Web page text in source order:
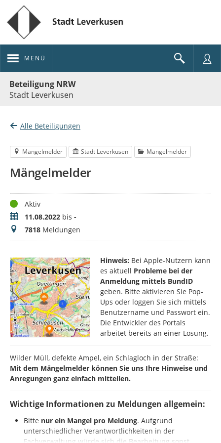
MENÜ
Beteiligung NRW
Stadt Leverkusen
Alle Beteiligungen
Mängelmelder Stadt Leverkusen Mängelmelder
Mängelmelder
StatusAktiv
Zeitraum11.08.2022 bis -
Meldungen
7818 Meldungen
Hinweis: Bei Apple-Nutzern kann
es aktuell Probleme bei der
Anmeldung mittels BundID
geben. Bitte aktivieren Sie Pop-
Ups oder loggen Sie sich mittels
Benutzername und Passwort ein.
Die Entwickler des Portals
arbeitet bereits an einer Lösung.
Wilder Müll, defekte Ampel, ein Schlagloch in der Straße:
Mit dem Mängelmelder können Sie uns Ihre Hinweise und
Anregungen ganz einfach mitteilen.
Wichtige Informationen zu Meldungen allgemein:
Bitte nur ein Mangel pro Meldung. Aufgrund
unterschiedlicher Verantwortlichkeiten in der